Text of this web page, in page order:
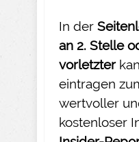
In der
an 2. Stelle
vorletzter
eintragen
wertvoller
kostenloser